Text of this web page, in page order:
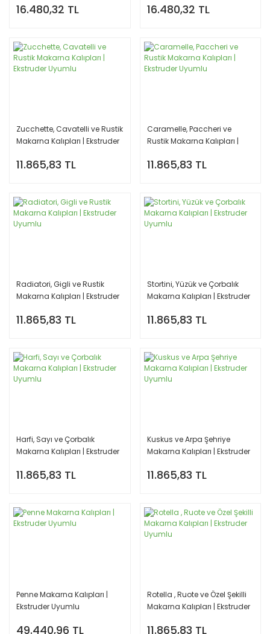
16.480,32 TL 16.480,32 TL
Zucchette, Cavatelli ve Rustik
Makarna Kalıpları | Ekstruder
11.865,83 TL
Caramelle, Paccheri ve
Rustik Makarna Kalıpları |
11.865,83 TL
Radiatori, Gigli ve Rustik
Makarna Kalıpları | Ekstruder
11.865,83 TL
Stortini, Yüzük ve Çorbalık
Makarna Kalıpları | Ekstruder
11.865,83 TL
Harfi, Sayı ve Çorbalık
Makarna Kalıpları | Ekstruder
11.865,83 TL
Kuskus ve Arpa Şehriye
Makarna Kalıpları | Ekstruder
11.865,83 TL
Penne Makarna Kalıpları |
Ekstruder Uyumlu
49.440,96 TL
Rotella , Ruote ve Özel Şekilli
Makarna Kalıpları | Ekstruder
11.865,83 TL